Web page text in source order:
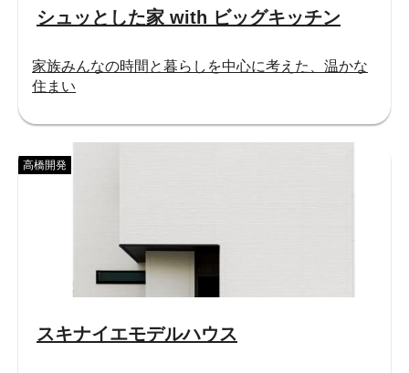
シュッとした家 with ビッグキッチン
家族みんなの時間と暮らしを中心に考えた、温かな
住まい
スキナイエモデルハウス
高橋開発